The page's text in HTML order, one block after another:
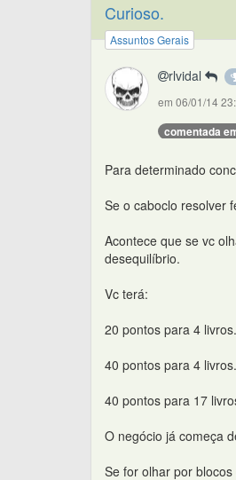
Curioso.
Assuntos Gerais
rlvidal
em 06/01/14
comentada
Para determinado
Se o caboclo resolver
Acontece que se vc
desequilíbrio.
Vc terá:
20 pontos para 4 livros.
40 pontos para 4 livros.
40 pontos para 17
O negócio já começa
Se for olhar por